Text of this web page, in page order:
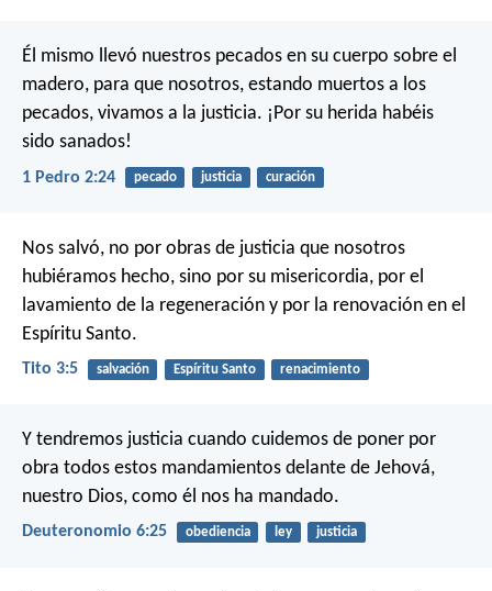
Él mismo llevó nuestros pecados en su cuerpo sobre el
madero, para que nosotros, estando muertos a los
pecados, vivamos a la justicia. ¡Por su herida habéis
sido sanados!
1 Pedro 2:24 pecado justicia curación
Nos salvó, no por obras de justicia que nosotros
hubiéramos hecho, sino por su misericordia, por el
lavamiento de la regeneración y por la renovación en el
Espíritu Santo.
Tito 3:5 salvación Espíritu Santo renacimiento
Y tendremos justicia cuando cuidemos de poner por
obra todos estos mandamientos delante de Jehová,
nuestro Dios, como él nos ha mandado.
Deuteronomio 6:25 obediencia ley justicia